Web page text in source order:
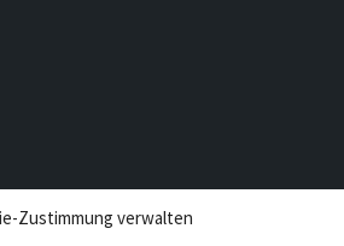
Zustimmung verwalten